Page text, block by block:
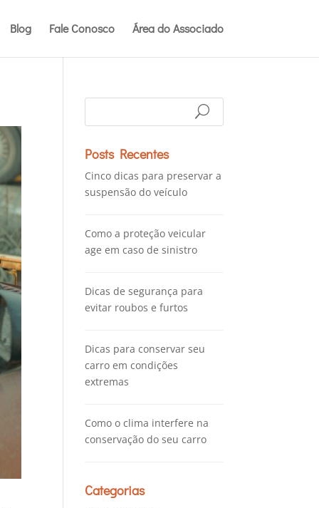
Blog Fale Conosco Área do Associado
Posts Recentes
Cinco dicas para preservar a
suspensão do veículo
Como a proteção veicular
age em caso de sinistro
Dicas de segurança para
evitar roubos e furtos
Dicas para conservar seu
carro em condições
extremas
Como o clima interfere na
conservação do seu carro
Categorias